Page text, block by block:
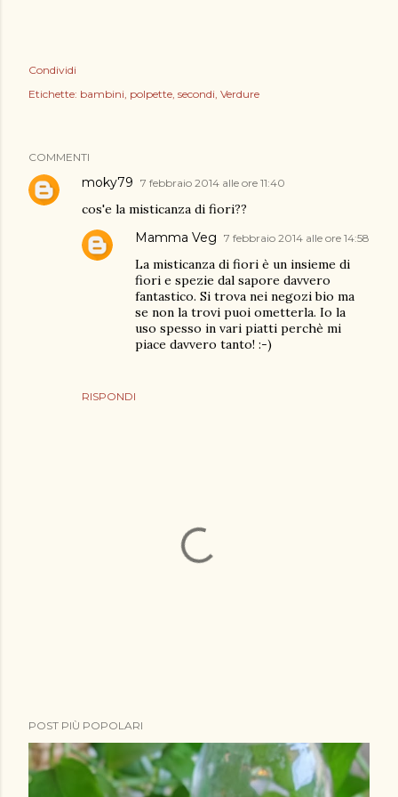
Condividi
Etichette: bambini polpette secondi Verdure
COMMENTI
moky79 7 febbraio 2014 alle ore 11:40
cos'e la misticanza di fiori??
RISPONDI
Mamma Veg 7 febbraio 2014 alle ore 14:58
La misticanza di fiori è un insieme di
fiori e spezie dal sapore davvero
fantastico. Si trova nei negozi bio ma
se non la trovi puoi ometterla. Io la
uso spesso in vari piatti perchè mi
piace davvero tanto! :-)
o
s
t
POST PIÙ POPOLARI